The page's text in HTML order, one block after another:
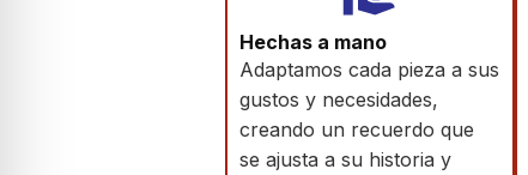
Hechas a mano
Adaptamos cada pieza a sus
gustos y necesidades,
creando un recuerdo que
se ajusta a su historia y